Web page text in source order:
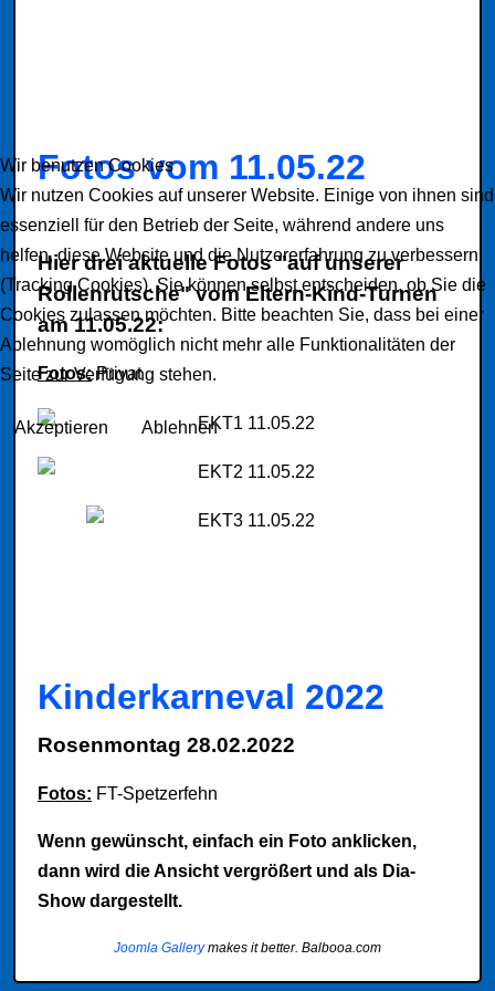
Fotos vom 11.05.22
Hier drei aktuelle Fotos "auf unserer
Rollenrutsche" vom Eltern-Kind-Turnen
am 11.05.22:
Fotos:Privat
Kinderkarneval 2022
Rosenmontag 28.02.2022
Fotos: FT-Spetzerfehn
Wenn gewünscht, einfach ein Foto anklicken,
dann wird die Ansicht vergrößert und als Dia-
Show dargestellt.
Joomla Gallerymakes it better. Balbooa.com
Wir benutzen Cookies
Wir nutzen Cookies auf unserer Website. Einige von ihnen sind
essenziell für den Betrieb der Seite, während andere uns
helfen, diese Website und die Nutzererfahrung zu verbessern
(Tracking Cookies). Sie können selbst entscheiden, ob Sie die
Cookies zulassen möchten. Bitte beachten Sie, dass bei einer
Ablehnung womöglich nicht mehr alle Funktionalitäten der
Seite zur Verfügung stehen.
Akzeptieren Ablehnen